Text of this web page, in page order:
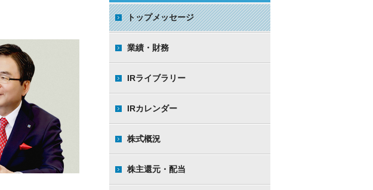
トップメッセージ
業績・財務
IRライブラリー
IRカレンダー
株式概況
株主還元・配当